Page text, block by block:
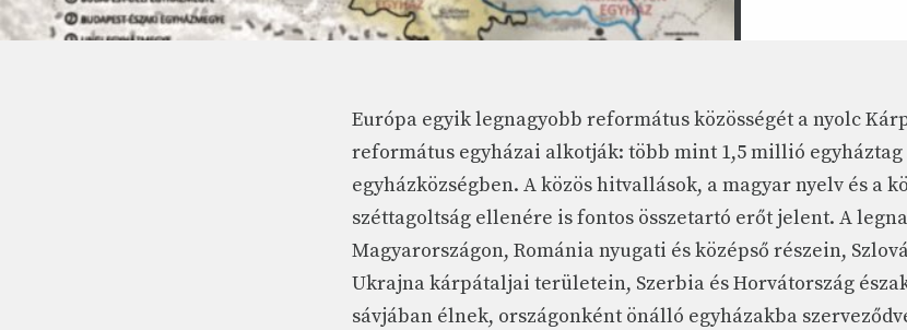
Európa egyik legnagyobb református közösségét a nyolc
református egyházai alkotják: több mint 1,5 millió egyháztag
egyházközségben. A közös hitvallások, a magyar nyelv és a
széttagoltság ellenére is fontos összetartó erőt jelent. A
Magyarországon, Románia nyugati és középső részein,
Ukrajna kárpátaljai területein, Szerbia és Horvátország
sávjában élnek, országonként önálló egyházakba